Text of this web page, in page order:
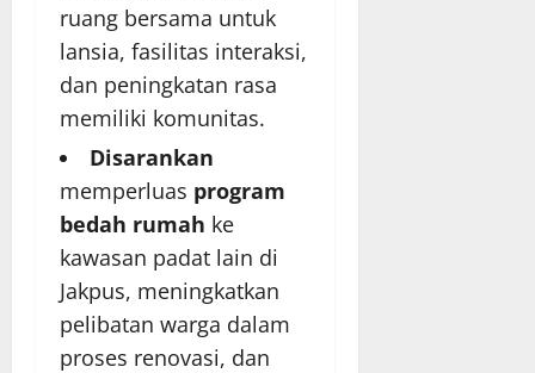
ruang bersama untuk
lansia, fasilitas interaksi,
dan peningkatan rasa
memiliki komunitas.
Disarankan
memperluas program
bedah rumah ke
kawasan padat lain di
Jakpus, meningkatkan
pelibatan warga dalam
proses renovasi, dan